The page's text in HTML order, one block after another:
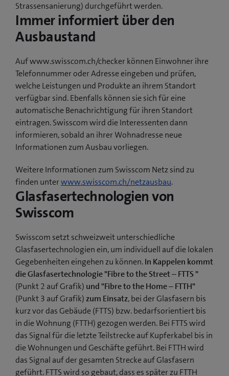
Strassensanierung) durchgeführt werden.
Immer informiert über den
Ausbaustand
Auf www.swisscom.ch/checker können Einwohner ihre
Telefonnummer oder Adresse eingeben und prüfen,
welche Leistungen und Produkte an ihrem Standort
verfügbar sind. Ebenfalls können sie sich für eine
automatische Benachrichtigung für ihren Standort
eintragen. Swisscom wird die Interessenten dann
informieren, sobald an ihrer Wohnadresse neue
Informationen zum Ausbau vorliegen.
Weitere Informationen zum Swisscom Netz sind zu
finden unterwww.swisscom.ch/netzausbau.
Glasfasertechnologien von
Swisscom
Swisscom setzt schweizweit unterschiedliche
Glasfasertechnologien ein, um individuell auf die lokalen
Gegebenheiten eingehen zu können.In Kappelen kommt
die Glasfasertechnologie "Fibre to the Street – FTTS "
(Punkt 2 auf Grafik) und "Fibre to the Home – FTTH"
(Punkt 3 auf Grafik)zum Einsatz, bei der Glasfasern bis
kurz vor das Gebäude (FTTS) bzw. bedarfsorientiert bis
in die Wohnung (FTTH) gezogen werden. Bei FTTS wird
das Signal für die letzte Teilstrecke auf Kupferkabel bis in
die Wohnungen und Geschäfte geführt. Bei FTTH wird
das Signal auf der gesamten Strecke auf Glasfasern
geführt. FTTS wird so gebaut, dass es später zu FTTH